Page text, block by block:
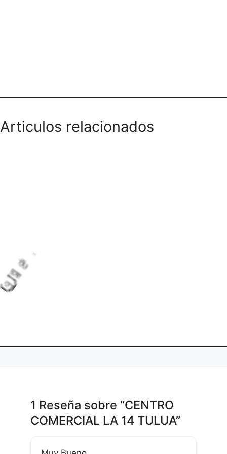
Articulos relacionados
L
o
d i
g .
.
1 Reseña sobre “CENTRO
COMERCIAL LA 14 TULUA”